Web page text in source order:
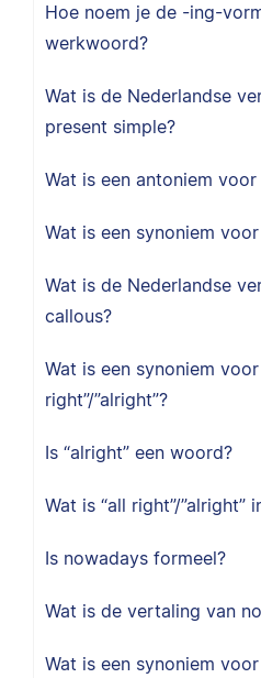
Hoe noem je de -ing-
werkwoord?
Wat is de Nederlandse
present simple?
Wat is een antoniem voor
Wat is een synoniem voor
Wat is de Nederlandse
callous?
Wat is een synoniem voor
right”/”alright”?
Is “alright” een woord?
Wat is “all right”/”alright”
Is nowadays formeel?
Wat is de vertaling van
Wat is een synoniem